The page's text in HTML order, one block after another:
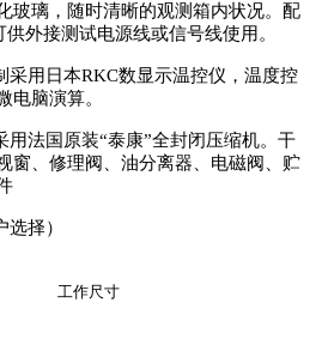
玻璃，随时清晰的观测箱内状况。配
外接测试电源线或信号线使用。
采用日本RKC数显示温控仪 ，温度控
电脑演算。
用法国原装“泰康”全封闭压缩机。干
窗、修理阀、油分离器、电磁阀、贮
选择）
工作尺寸